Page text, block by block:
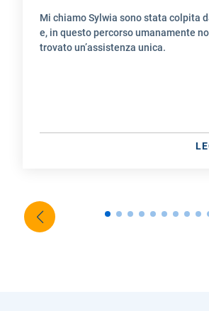
Mi chiamo Sylwia sono stata colpita
e, in questo percorso umanamente
trovato un’assistenza unica.